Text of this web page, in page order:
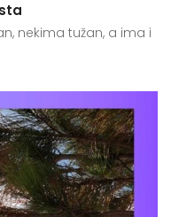
nekima tužan, a ima i